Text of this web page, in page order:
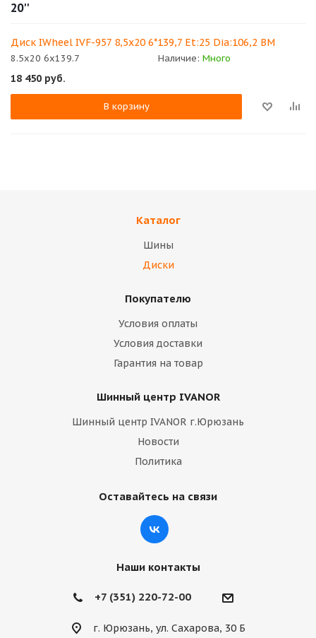
20''
Диск IWheel IVF-957 8,5x20 6*139,7 Et:25 Dia:106,2 BM
8.5x20 6x139.7 Наличие: Много
18 450 руб.
В корзину
Каталог
Шины
Диски
Покупателю
Условия оплаты
Условия доставки
Гарантия на товар
Шинный центр IVANOR
Шинный центр IVANOR г.Юрюзань
Новости
Политика
Оставайтесь на связи
Наши контакты
+7 (351) 220-72-00
г. Юрюзань, ул. Сахарова, 30 Б